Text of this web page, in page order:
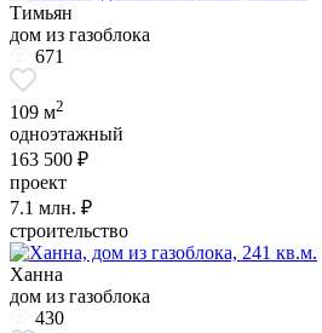
Тимьян
дом из газоблока
671
109 м2
одноэтажный
163 500 ₽
проект
7.1 млн. ₽
строительство
Ханна
дом из газоблока
430